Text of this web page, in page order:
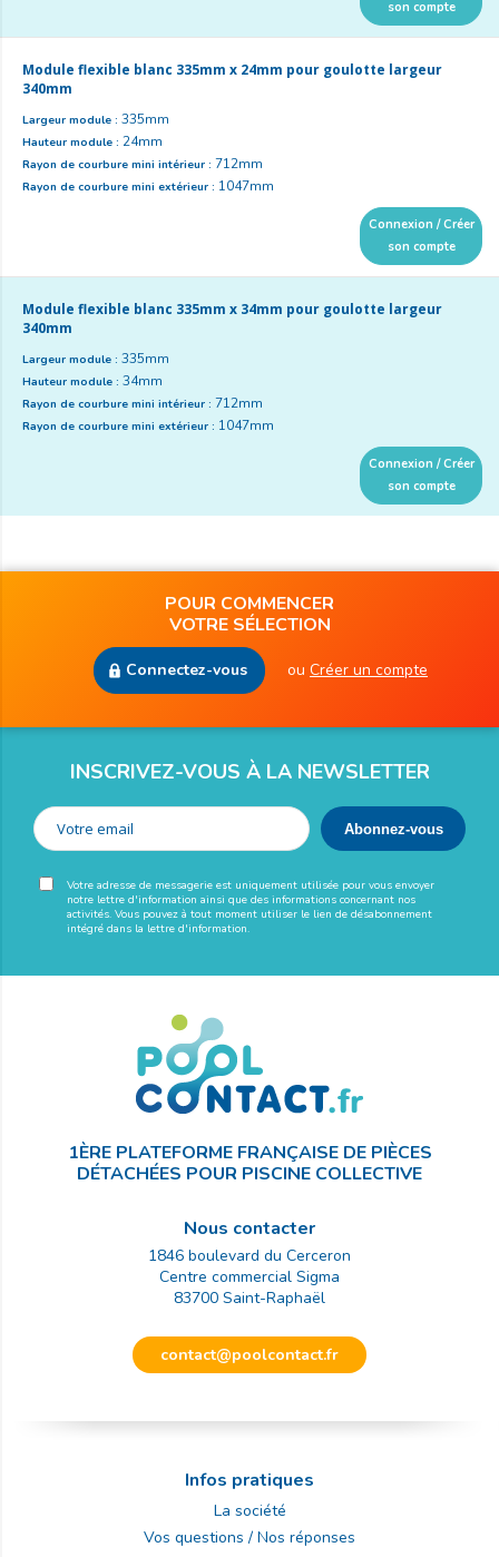
son compte
Module flexible blanc 335mm x 24mm pour goulotte largeur
340mm
Largeur module : 335mm
Hauteur module : 24mm
Rayon de courbure mini intérieur : 712mm
Rayon de courbure mini extérieur : 1047mm
Connexion / Créer
son compte
Module flexible blanc 335mm x 34mm pour goulotte largeur
340mm
Largeur module : 335mm
Hauteur module : 34mm
Rayon de courbure mini intérieur : 712mm
Rayon de courbure mini extérieur : 1047mm
Connexion / Créer
son compte
POUR COMMENCER
VOTRE SÉLECTION
Connectez-vous ou Créer un compte
INSCRIVEZ-VOUS À LA NEWSLETTER
Votre adresse de messagerie est uniquement utilisée pour vous envoyer
notre lettre d'information ainsi que des informations concernant nos
activités. Vous pouvez à tout moment utiliser le lien de désabonnement
intégré dans la lettre d'information.
1ÈRE PLATEFORME FRANÇAISE DE PIÈCES
DÉTACHÉES POUR PISCINE COLLECTIVE
Nous contacter
1846 boulevard du Cerceron
Centre commercial Sigma
83700 Saint-Raphaël
contact@poolcontact.fr
Infos pratiques
La société
Vos questions / Nos réponses